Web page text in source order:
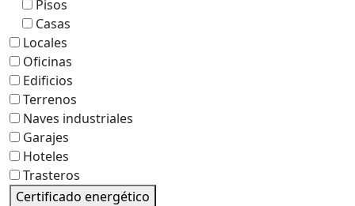
Pisos
Casas
Locales
Oficinas
Edificios
Terrenos
Naves industriales
Garajes
Hoteles
Trasteros
Certificado energético